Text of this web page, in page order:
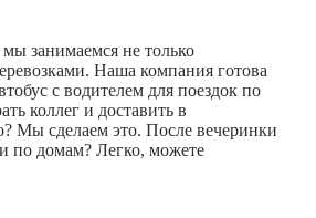
занимаемся не только
Наша компания готова
с водителем для поездок по
коллег и доставить в
Мы сделаем это. После вечеринки
по домам? Легко, можете